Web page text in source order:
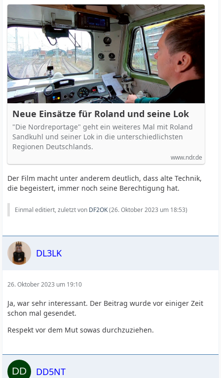
Neue Einsätze für Roland und seine Lok
"Die Nordreportage" geht ein weiteres Mal mit Roland
Sandkuhl und seiner Lok in die unterschiedlichsten
Regionen Deutschlands.
www.ndr.de
Der Film macht unter anderem deutlich, dass alte Technik,
die begeistert, immer noch seine Berechtigung hat.
Einmal editiert, zuletzt von DF2OK(26. Oktober 2023 um 18:53)
DL3LK
26. Oktober 2023 um 19:10
Ja, war sehr interessant. Der Beitrag wurde vor einiger Zeit
schon mal gesendet.
Respekt vor dem Mut sowas durchzuziehen.
DD5NT